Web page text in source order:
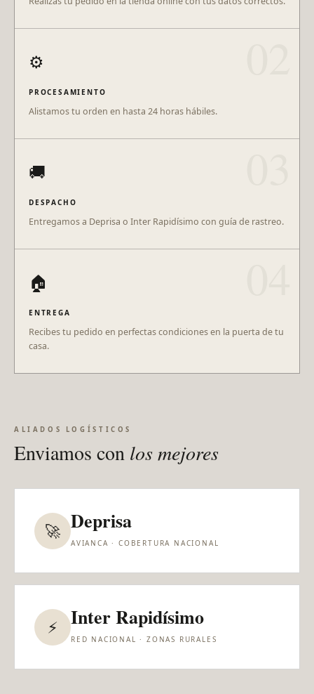
⚙️
PROCESAMIENTO
Alistamos tu orden en hasta 24 horas hábiles.
🚚
DESPACHO
Entregamos a Deprisa o Inter Rapidísimo con guía de rastreo.
🏠
ENTREGA
Recibes tu pedido en perfectas condiciones en la puerta de tu
casa.
ALIADOS LOGÍSTICOS
Enviamos con los mejores
🚀 Deprisa
AVIANCA · COBERTURA NACIONAL
⚡ Inter Rapidísimo
RED NACIONAL · ZONAS RURALES